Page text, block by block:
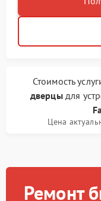
Стоимость
дверцыдля
Цена
Ремонт